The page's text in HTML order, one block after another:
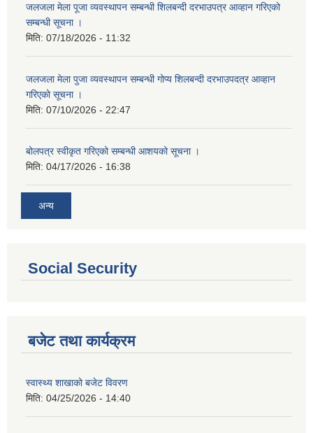
जलजला मेला पूजा व्यवस्थापन सम्बन्धी शिलबन्दी दरभाउपत्र आव्हान गरिएको
सम्बन्धी सूचना ।
मिति: 07/18/2026 - 11:32
जलजला मेला पुजा व्यवस्थापन सम्बन्धी गोप्य शिलबन्दी दरभाउपदत्र आव्हान
गरिएको सूचना ।
मिति: 07/10/2026 - 22:47
बोलपत्र स्वीकृत गरिएको सम्बन्धी आशयको सूचना ।
मिति: 04/17/2026 - 16:38
अन्य
Social Security
बजेट तथा कार्यक्रम
स्वास्थ्य शाखाको बजेट विवरण
मिति: 04/25/2026 - 14:40